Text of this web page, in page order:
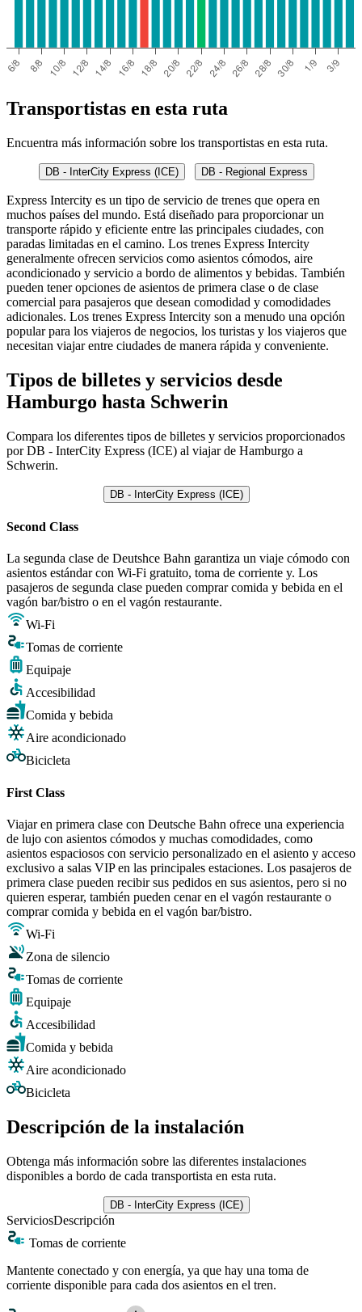
Transportistas en esta ruta
Encuentra más información sobre los transportistas en esta ruta.
DB - InterCity Express (ICE) DB - Regional Express
Express Intercity es un tipo de servicio de trenes que opera en
muchos países del mundo. Está diseñado para proporcionar un
transporte rápido y eficiente entre las principales ciudades, con
paradas limitadas en el camino. Los trenes Express Intercity
generalmente ofrecen servicios como asientos cómodos, aire
acondicionado y servicio a bordo de alimentos y bebidas. También
pueden tener opciones de asientos de primera clase o de clase
comercial para pasajeros que desean comodidad y comodidades
adicionales. Los trenes Express Intercity son a menudo una opción
popular para los viajeros de negocios, los turistas y los viajeros que
necesitan viajar entre ciudades de manera rápida y conveniente.
Tipos de billetes y servicios desde
Hamburgo hasta Schwerin
Compara los diferentes tipos de billetes y servicios proporcionados
por DB - InterCity Express (ICE) al viajar de Hamburgo a
Schwerin.
DB - InterCity Express (ICE)
Second Class
La segunda clase de Deutshce Bahn garantiza un viaje cómodo con
asientos estándar con Wi-Fi gratuito, toma de corriente y. Los
pasajeros de segunda clase pueden comprar comida y bebida en el
vagón bar/bistro o en el vagón restaurante.
Wi-Fi
Tomas de corriente
Equipaje
Accesibilidad
Comida y bebida
Aire acondicionado
Bicicleta
First Class
Viajar en primera clase con Deutsche Bahn ofrece una experiencia
de lujo con asientos cómodos y muchas comodidades, como
asientos espaciosos con servicio personalizado en el asiento y acceso
exclusivo a salas VIP en las principales estaciones. Los pasajeros de
primera clase pueden recibir sus pedidos en sus asientos, pero si no
quieren esperar, también pueden cenar en el vagón restaurante o
comprar comida y bebida en el vagón bar/bistro.
Wi-Fi
Zona de silencio
Tomas de corriente
Equipaje
Accesibilidad
Comida y bebida
Aire acondicionado
Bicicleta
Descripción de la instalación
Obtenga más información sobre las diferentes instalaciones
disponibles a bordo de cada transportista en esta ruta.
DB - InterCity Express (ICE)
ServiciosDescripción
Tomas de corriente
Mantente conectado y con energía, ya que hay una toma de
corriente disponible para cada dos asientos en el tren.